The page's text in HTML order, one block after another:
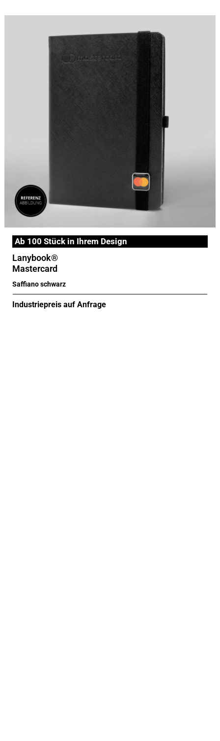
Ab 100 Stück in Ihrem Design
Lanybook®
Mastercard
Saffiano schwarz
Industriepreis auf Anfrage